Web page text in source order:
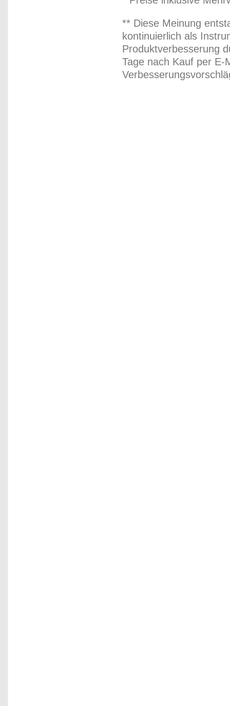
** Diese Meinung
kontinuierlich als
Produktverbesserung
Tage nach Kauf per E-